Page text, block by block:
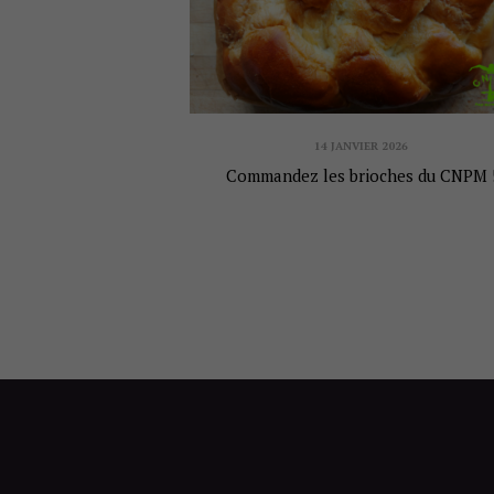
14 JANVIER 2026
Commandez les brioches du CNPM !